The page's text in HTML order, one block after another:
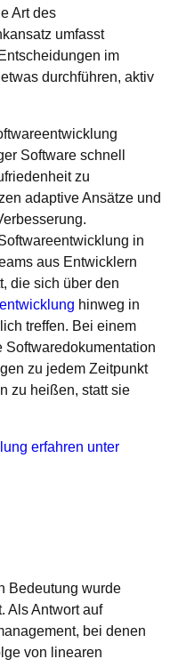
Art des
umfasst
im
durchführen, aktiv
Software schnell
zu
adaptive Ansätze und
in
aus Entwicklern
die sich über den
hinweg in
treffen. Bei einem
zu jedem Zeitpunkt
zu heißen, statt sie
erfahren unter
Bedeutung wurde
Als Antwort auf
bei denen
von linearen